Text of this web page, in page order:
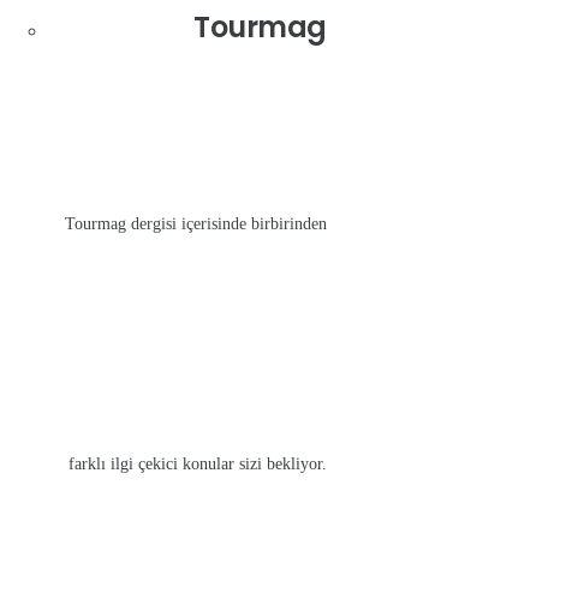
Tourmag
Tourmag dergisi içerisinde birbirinden
farklı ilgi çekici konular sizi bekliyor.